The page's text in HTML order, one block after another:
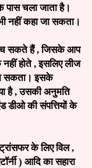
पासचलाजाताहै।
नहींकहाजासकता।
सकतेहैं,जिसकेआप
नहींहोते,इसलिएलीज
सकता।इसके
है,उसकीअनुमति
डीओकीसंपत्तियोंके
केलिएविल,
) आदिकासहारा